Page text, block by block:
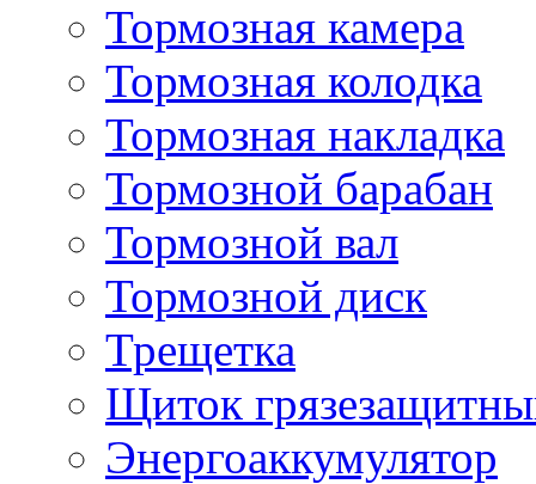
Тормозная камера
Тормозная колодка
Тормозная накладка
Тормозной барабан
Тормозной вал
Тормозной диск
Трещетка
Щиток
Энергоаккумулятор